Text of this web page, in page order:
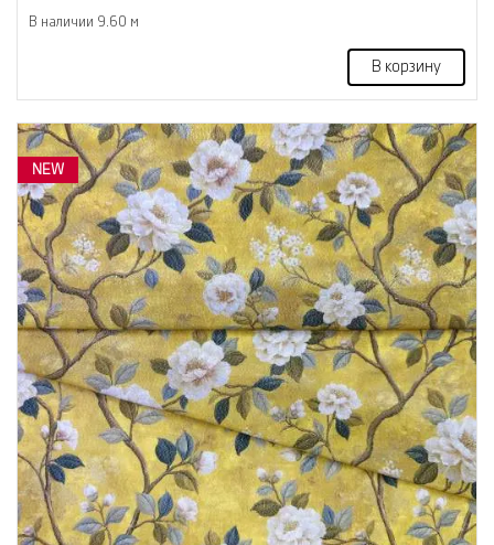
В наличии 9.60 м
В корзину
NEW